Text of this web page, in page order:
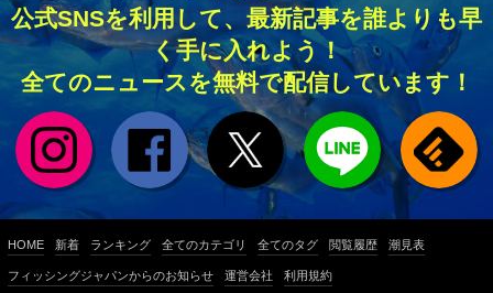
公式SNSを利用して、最新記事を誰よりも早
く手に入れよう！
全てのニュースを無料で配信しています！
HOME 新着 ランキング 全てのカテゴリ 全てのタグ 閲覧履歴 潮見表
フィッシングジャパンからのお知らせ 運営会社 利用規約